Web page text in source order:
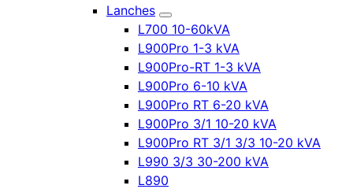
Lanches
L700 10-60kVA
L900Pro 1-3 kVA
L900Pro-RT 1-3 kVA
L900Pro 6-10 kVA
L900Pro RT 6-20 kVA
L900Pro 3/1 10-20 kVA
L900Pro RT 3/1 3/3 10-20 kVA
L990 3/3 30-200 kVA
L890